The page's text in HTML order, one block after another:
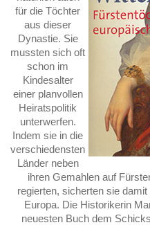
für die Töchter
aus dieser
Dynastie. Sie
mussten sich oft
schon im
Kindesalter
einer planvollen
Heiratspolitik
unterwerfen.
Indem sie in die
verschiedensten
Länder neben
ihren Gemahlen auf
regierten, sicherten sie
Europa. Die Historikerin
neuesten Buch dem